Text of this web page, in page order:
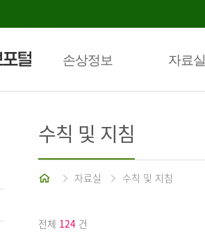
손상정보 자료실
수칙 및 지침
자료실 수칙 및 지침
전체 124 건